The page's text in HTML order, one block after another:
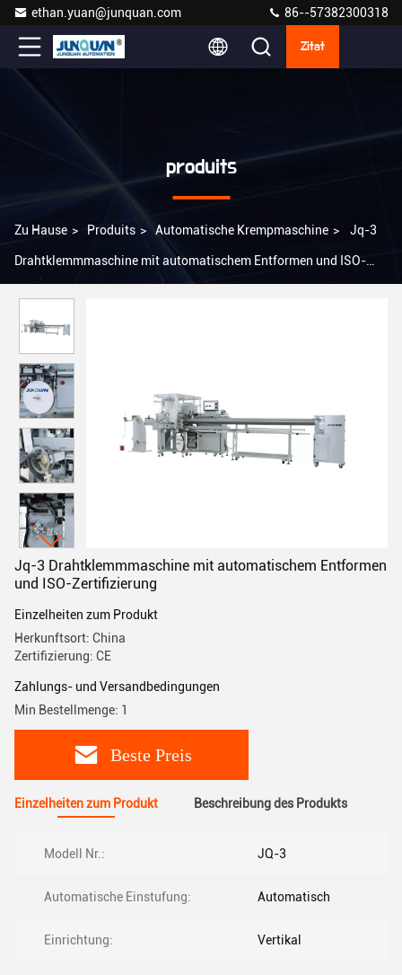
ethan.yuan@junquan.com 86--57382300318
Zitat
produits
Zu Hause > Produits > Automatische Krempmaschine > Jq-3
Drahtklemmmaschine mit automatischem Entformen und ISO-
Jq-3 Drahtklemmmaschine mit automatischem Entformen
und ISO-Zertifizierung
Einzelheiten zum Produkt
Herkunftsort: China
Zertifizierung: CE
Zahlungs- und Versandbedingungen
Min Bestellmenge: 1
Beste Preis
Einzelheiten zum Produkt Beschreibung des Produkts
Modell Nr.: JQ-3
Automatische Einstufung: Automatisch
Einrichtung: Vertikal